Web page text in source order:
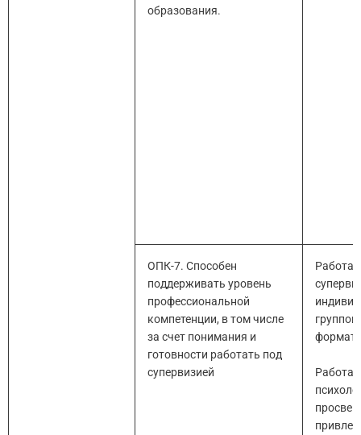
образования.
ОПК-7. Способен
поддерживать уровень
профессиональной
компетенции, в том числе
за счет понимания и
готовности работать под
супервизией
Работа
Работа